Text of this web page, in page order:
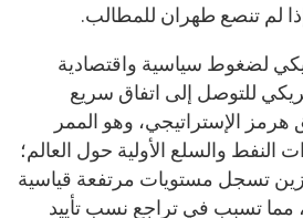
لم تنصع طهران للمطالب.
لضغوط سياسية واقتصادية
للتوصل إلى اتفاق سريع
الإستراتيجي، وهو الممر
النفط والسلع الأولية حول العالم؛
تسجل مستويات مرتفعة قياسية
مما تسبب في تراجع نسب تأييد